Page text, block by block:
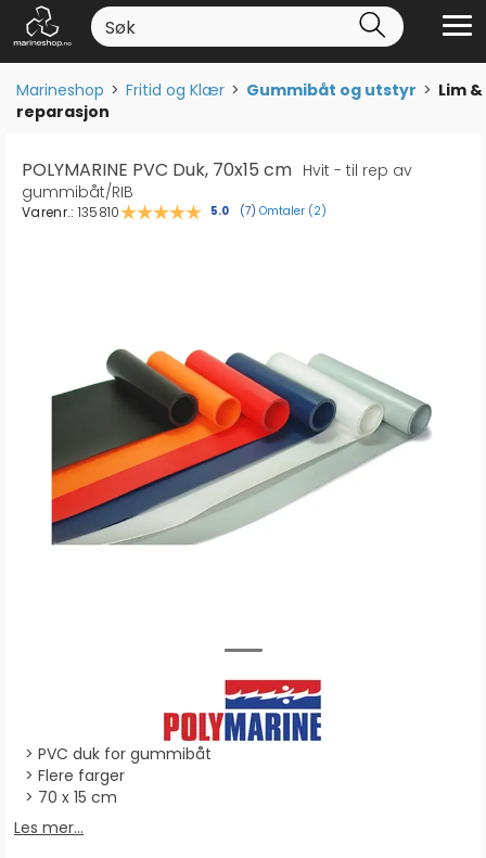
Marineshop>Fritid og Klær>Gummibåt og utstyr>Lim &
reparasjon
POLYMARINE PVC Duk, 70x15 cm Hvit - til rep av
gummibåt/RIB
Varenr.: 135810 Gjennomsnittskarakter:
5.0 (stemmer:
7) Omtaler (2)
PVC duk for gummibåt
Flere farger
70 x 15 cm
Les mer...